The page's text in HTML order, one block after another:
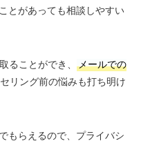
とがあっても相談しやすい
ることができ、
メールでの
リング前の悩みも打ち明け
もらえるので、プライバシ